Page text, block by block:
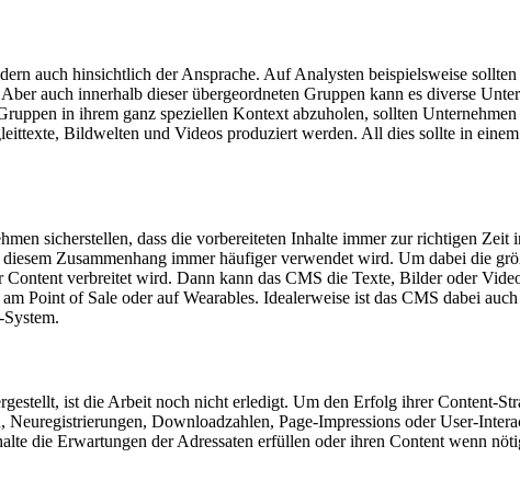
auch hinsichtlich der Ansprache. Auf Analysten beispielsweise
auch innerhalb dieser übergeordneten Gruppen kann es diverse
in ihrem ganz speziellen Kontext abzuholen, sollten
Bildwelten und Videos produziert werden. All dies sollte in
sicherstellen, dass die vorbereiteten Inhalte immer zur richtigen
Zusammenhang immer häufiger verwendet wird. Um dabei die
verbreitet wird. Dann kann das CMS die Texte, Bilder oder
Point of Sale oder auf Wearables. Idealerweise ist das CMS dabei
ist die Arbeit noch nicht erledigt. Um den Erfolg ihrer Content-
Downloadzahlen, Page-Impressions oder User-
die Erwartungen der Adressaten erfüllen oder ihren Content wenn